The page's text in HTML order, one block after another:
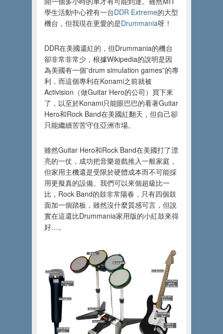
學生活動中心裡有一台DDR Extreme的大型
機台，但我現在更愛的是Drummania呀！
DDR在美國還紅的，但Drummania的機台
卻非常非常少，根據Wikipedia的說明是因
為美國有一個”drum simulation games”的專
利，而這個專利在Konami之前就被
Activision（做Guitar Hero的公司）買下來
了，以至於Konami只能眼巴巴的看著Guitar
Hero和Rock Band在美國紅翻天，但自己卻
只能繼續苦苦守住亞洲市場。
雖然Guitar Hero和Rock Band在美國打了漂
亮的一仗，成功把音樂遊戲推入一般家庭，
但家用主機還是受限於硬體成本而不可能採
用更擬真的設備。我們可以來個超級比一
比，Rock Band的鼓非常陽春，只有四個鼓
面加一個踏板，雖然沒什麼質感可言，但說
實在這還比Drummania家用版的小紅鼓來得
好…。